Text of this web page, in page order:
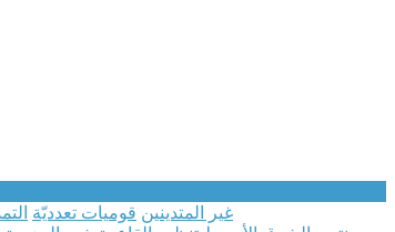
غير المتدينين قوميات تعدديّة